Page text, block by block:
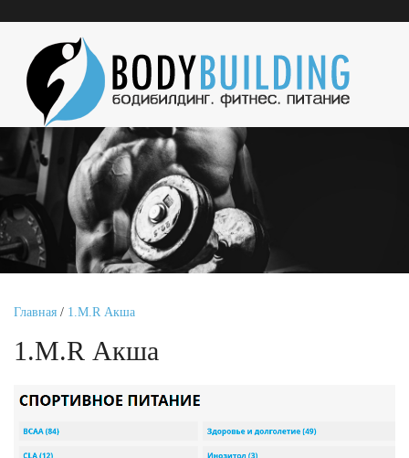
Главная / 1.M.R Акша
1.M.R Акша